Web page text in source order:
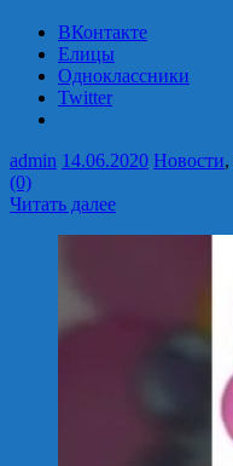
ВКонтакте
Елицы
Одноклассники
Twitter
admin 14.06.2020 Новости,
(0)
Читать далее